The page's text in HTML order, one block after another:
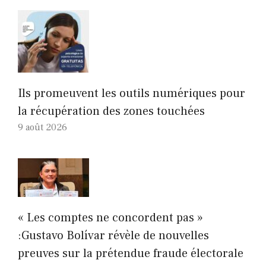
Ils promeuvent les outils numériques pour
la récupération des zones touchées
9 août 2026
« Les comptes ne concordent pas »
:Gustavo Bolívar révèle de nouvelles
preuves sur la prétendue fraude électorale